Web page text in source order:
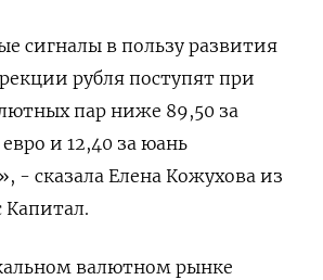
сигналы в пользу развития
рубля поступят при
пар ниже 89,50 за
и 12,40 за юань
- сказала Елена Кожухова из
валютном рынке